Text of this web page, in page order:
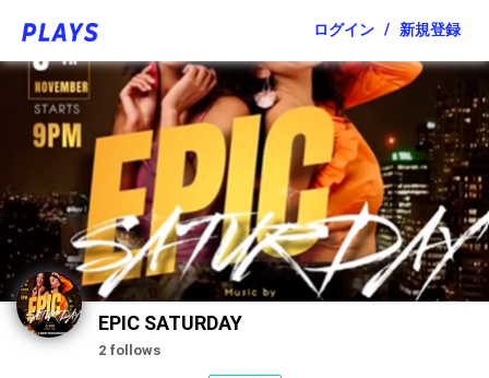
ログイン / 新規登録
EPIC SATURDAY
2 follows